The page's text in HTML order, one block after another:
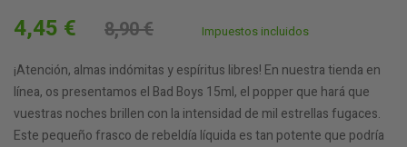
4,45 € 8,90 € Impuestos incluidos
¡Atención, almas indómitas y espíritus libres! En nuestra tienda en
línea, os presentamos el Bad Boys 15ml, el popper que hará que
vuestras noches brillen con la intensidad de mil estrellas fugaces.
Este pequeño frasco de rebeldía líquida es tan potente que podría